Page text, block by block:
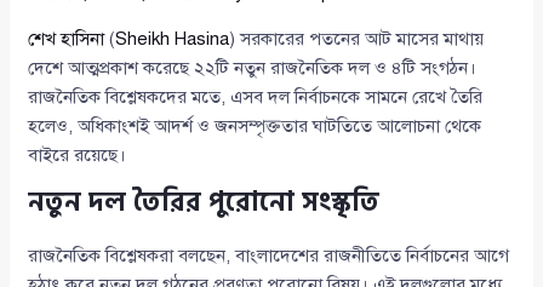
শেখ হাসিনা(Sheikh Hasina) সরকারের পতনের আট মাসের মাথায়
দেশে আত্মপ্রকাশ করেছে ২২টি নতুন রাজনৈতিক দল ও ৪টি সংগঠন।
রাজনৈতিক বিশ্লেষকদের মতে, এসব দল নির্বাচনকে সামনে রেখে তৈরি
হলেও, অধিকাংশই আদর্শ ও জনসম্পৃক্ততার ঘাটতিতে আলোচনা থেকে
বাইরে রয়েছে।
নতুন দল তৈরির পুরোনো সংস্কৃতি
রাজনৈতিক বিশ্লেষকরা বলছেন, বাংলাদেশের রাজনীতিতে নির্বাচনের আগে